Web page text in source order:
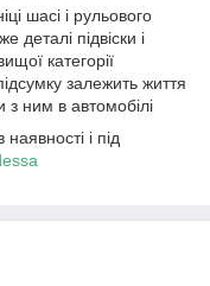
шасі і рульового
деталі підвіски і
категорії
залежить життя
з ним в автомобілі
і під